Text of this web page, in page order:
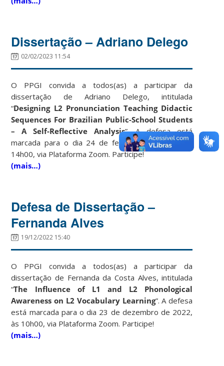
Dissertação – Adriano Delego
02/02/2023 11:54
O PPGI convida a todos(as) a participar da
dissertação de Adriano Delego, intitulada
“Designing L2 Pronunciation Teaching Didactic
Sequences For Brazilian Public-School Students
– A Self-Reflective Analysis”. A defesa está
marcada para o dia 24 de fevereiro de 2023, às
14h00, via Plataforma Zoom. Participe!
(mais…)
Defesa de Dissertação –
Fernanda Alves
19/12/2022 15:40
O PPGI convida a todos(as) a participar da
dissertação de Fernanda da Costa Alves, intitulada
“The Influence of L1 and L2 Phonological
Awareness on L2 Vocabulary Learning”. A defesa
está marcada para o dia 23 de dezembro de 2022,
às 10h00, via Plataforma Zoom. Participe!
(mais…)